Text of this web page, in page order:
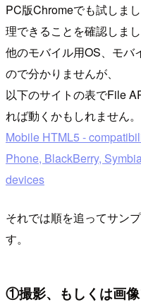
PC版Chromeでも試しま
理できることを確認しまし
他のモバイル用OS、モバ
ので分かりませんが、
以下のサイトの表でFile
れば動くかもしれません。
Mobile HTML5 -
Phone, BlackBerry,
devices
それでは順を追ってサン
す。
①撮影、もしくは画